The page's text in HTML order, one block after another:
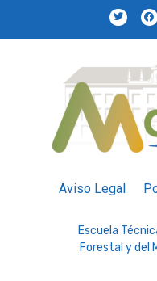
Aviso Legal
Escuela
Forestal y del